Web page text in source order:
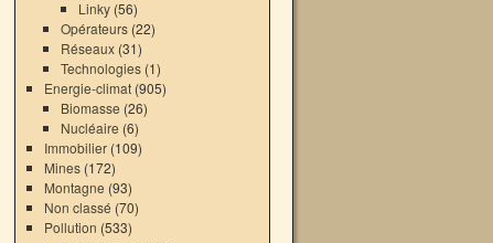
Linky(56)
Opérateurs (22)
Réseaux (31)
Technologies (1)
Energie-climat(905)
Biomasse (26)
Nucléaire (6)
Immobilier(109)
Mines(172)
Montagne (93)
Non classé (70)
Pollution (533)